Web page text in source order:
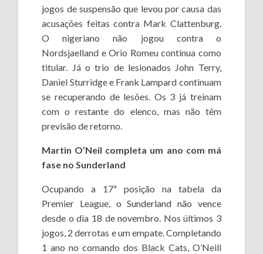
jogos de suspensão que levou por causa das
acusações feitas contra Mark Clattenburg.
O nigeriano não jogou contra o
Nordsjaelland e Orio Romeu continua como
titular. Já o trio de lesionados John Terry,
Daniel Sturridge e Frank Lampard continuam
se recuperando de lesões. Os 3 já treinam
com o restante do elenco, mas não têm
previsão de retorno.
Martin O’Neil completa um ano com má
fase no Sunderland
Ocupando a 17ª posição na tabela da
Premier League, o Sunderland não vence
desde o dia 18 de novembro. Nos últimos 3
jogos, 2 derrotas e um empate. Completando
1 ano no comando dos Black Cats, O’Neill